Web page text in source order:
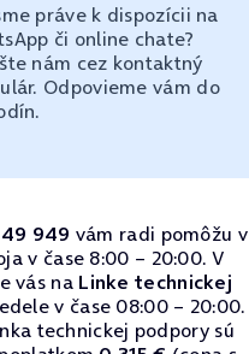
práve k dispozícii na
či online chate?
nám cez kontaktný
Odpovieme vám do
949 vám radi pomôžu v
v čase 8:00 – 20:00. V
vás na Linke technickej
v čase 08:00 – 20:00.
technickej podpory sú